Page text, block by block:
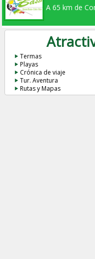
A 65 km de
Termas
Playas
Crónica de viaje
Tur. Aventura
Rutas y Mapas